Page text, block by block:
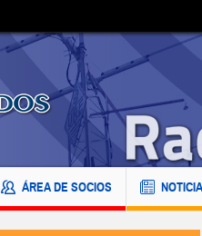
ÁREA DE SOCIOS